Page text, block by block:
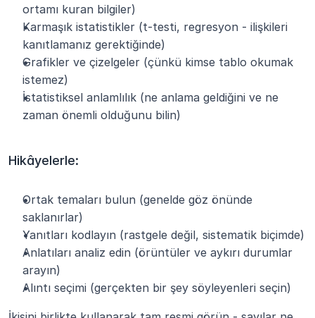
ortamı kuran bilgiler)
Karmaşık istatistikler (t-testi, regresyon - ilişkileri
kanıtlamanız gerektiğinde)
Grafikler ve çizelgeler (çünkü kimse tablo okumak
istemez)
İstatistiksel anlamlılık (ne anlama geldiğini ve ne
zaman önemli olduğunu bilin)
Hikâyelerle:
Ortak temaları bulun (genelde göz önünde
saklanırlar)
Yanıtları kodlayın (rastgele değil, sistematik biçimde)
Anlatıları analiz edin (örüntüler ve aykırı durumlar
arayın)
Alıntı seçimi (gerçekten bir şey söyleyenleri seçin)